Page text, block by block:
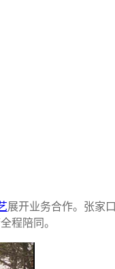
展开业务合作。张家
程陪同。